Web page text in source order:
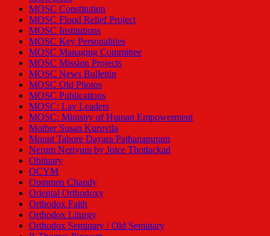
MOSC Constitution
MOSC Flood Relief Project
MOSC Institutions
MOSC Key Personalities
MOSC Managing Committee
MOSC Mission Projects
MOSC News Bullettin
MOSC Old Photos
MOSC Publications
MOSC: Lay Leaders
MOSC: Ministry of Human Empowerment
Mother Susan Kuruvila
Mount Tabore Dayara Pathanapuram
Nerum Neriyum by Joice Thottackad
Obituary
OCYM
Oommen Chandy
Oriental Orthodoxy
Orthodox Faith
Orthodox Liturgy
Orthodox Seminary / Old Seminary